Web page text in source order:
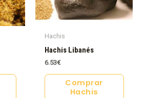
Hachis
Hachis Libanés
6.53€
Comprar
Hachis